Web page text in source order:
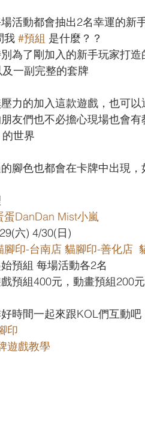
活動都會抽出2名幸運的新
我 #預組 是什麼？？
為了剛加入的新手玩家打
及一副完整的套牌
力的加入這款遊戲，也可
友們也不必擔心現場也會
的世界
腳色也都會在卡牌中出現
蛋DanDan Mist小嵐
六) 4/30(日)
腳印-台南店 貓腳印-善化店
預組 每場活動各2名
預組400元，動畫預組200元
時間一起來跟KOL們互動吧
印
遊戲教學